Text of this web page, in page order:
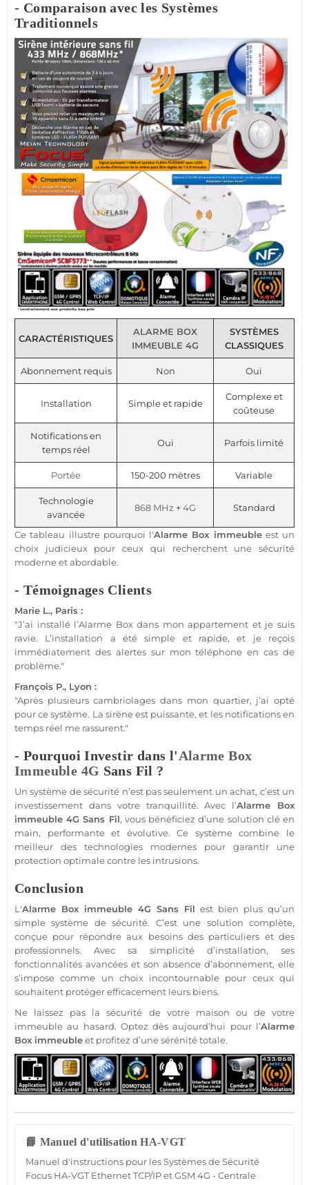
- Comparaison avec les Systèmes
Traditionnels
CARACTÉRISTIQUES
ALARME BOX
IMMEUBLE 4G
SYSTÈMES
CLASSIQUES
Abonnement requis Non Oui
Installation Simple et rapide
Complexe et
coûteuse
Notifications en
temps réel
Oui Parfois limité
Portée 150-200 mètres Variable
Technologie
avancée
868 MHz +4G Standard
Ce tableau illustre pourquoi l'Alarme Box immeubleest un
choix judicieux pour ceux qui recherchent une sécurité
moderne et abordable.
- Témoignages Clients
Marie L., Paris :
"J’ai installé l’Alarme Boxdans monappartement et je suis
ravie. L’installation a été simple et rapide, et je reçois
immédiatement des alertes sur mon téléphone en cas de
problème."
François P., Lyon :
"Après plusieurs cambriolages dans mon quartier, j’ai opté
pour cesystème. La sirèneest puissante, et les notifications en
temps réel me rassurent."
- Pourquoi Investir dans l'Alarme Box
Immeuble 4G Sans Fil ?
Unsystème desécurité n’est pas seulement un achat, c’est un
investissement dans votre tranquillité. Avec l’Alarme
Box
immeuble 4G Sans Fil, vous bénéficiez d’une solution clé en
main, performante et évolutive. Ce systèmecombine le
meilleur des technologies modernes pour garantir une
protection optimale contre les intrusions.
Conclusion
L'Alarme Box immeuble 4G Sans Fil est bien plus qu’un
simplesystème desécurité. C’est une solution complète,
conçue pour répondre aux besoins des particuliers et des
professionnels. Avec sa simplicité d’installation, ses
fonctionnalités avancées et son absence d’abonnement, elle
s’impose comme un choix incontournable pour ceux qui
souhaitent protégerefficacement leurs biens.
Ne laissez pas lasécurité de votre maison ou de votre
immeuble au hasard. Optez dès aujourd’hui pour l’Alarme
Box immeubleet profitez d’une sérénité totale.
📘 Manuel d'utilisation HA-VGT
Manuel d'instructions pour les Systèmes de Sécurité
Focus HA-VGT Ethernet TCP/IP et GSM 4G - Centrale